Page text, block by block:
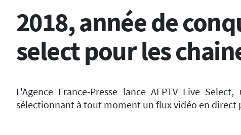
2018, année de
select pour les
L'Agence France-Presse lance AFPTV Live
sélectionnant à tout moment un flux vidéo en direct